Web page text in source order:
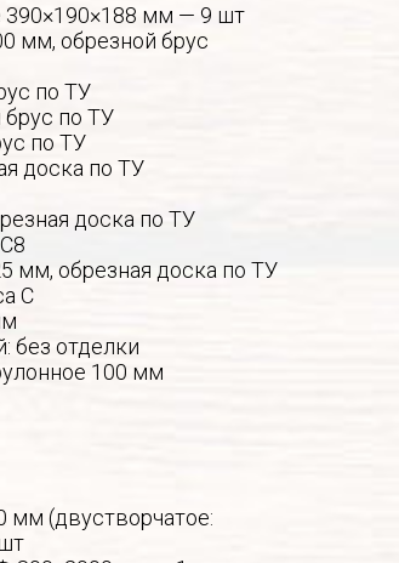
мм — 9 шт
мм, обрезной брус
по ТУ
брус по ТУ
по ТУ
доска по ТУ
доска по ТУ
мм, обрезная доска по ТУ
С
без отделки
100 мм
мм (двустворчатое: